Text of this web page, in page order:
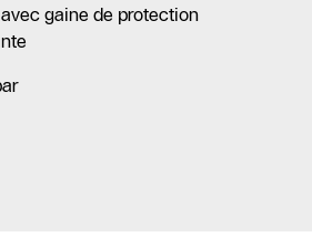
gaine de protection